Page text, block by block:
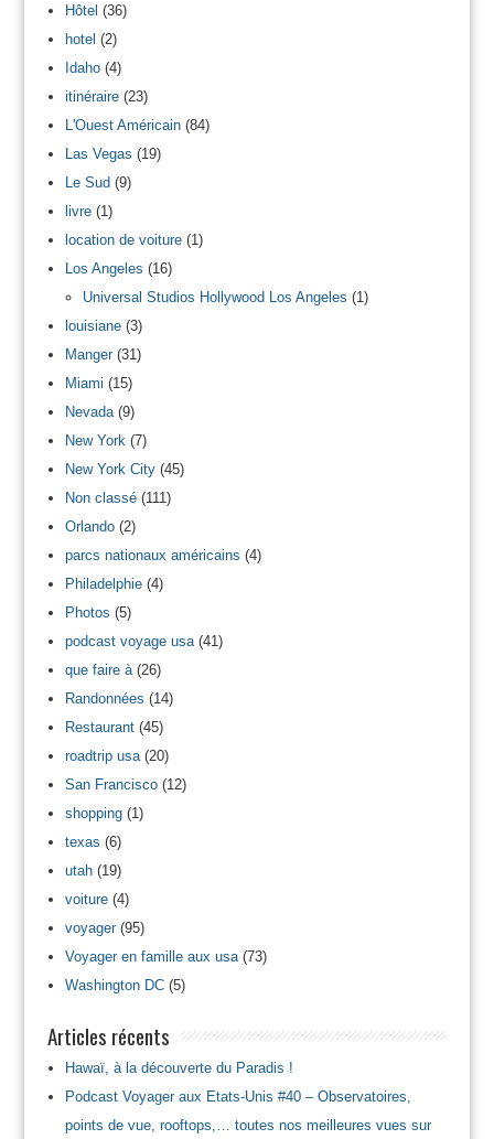
Hôtel (36)
hotel (2)
Idaho(4)
itinéraire(23)
L'Ouest Américain(84)
Las Vegas (19)
Le Sud(9)
livre(1)
location de voiture(1)
Los Angeles (16)
Universal Studios Hollywood Los Angeles (1)
louisiane(3)
Manger(31)
Miami (15)
Nevada(9)
New York (7)
New York City(45)
Non classé(111)
Orlando(2)
parcs nationaux américains (4)
Philadelphie(4)
Photos (5)
podcast voyage usa(41)
que faire à(26)
Randonnées (14)
Restaurant(45)
roadtrip usa(20)
San Francisco(12)
shopping(1)
texas (6)
utah(19)
voiture(4)
voyager(95)
Voyager en famille aux usa(73)
Washington DC(5)
Articles récents
Hawaï, à la découverte du Paradis !
Podcast Voyager aux Etats-Unis #40 – Observatoires,
points de vue, rooftops,… toutes nos meilleures vues sur